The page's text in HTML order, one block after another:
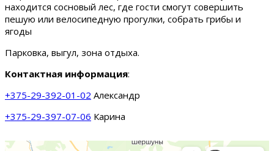
находится сосновый лес, где гости смогут совершить
пешую или велосипедную прогулки, собрать грибы и
ягоды
Парковка, выгул, зона отдыха.
Контактная информация:
+375-29-392-01-02 Александр
+375-29-397-07-06 Карина